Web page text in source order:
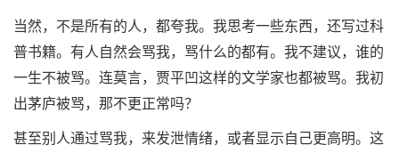
当然，不是所有的人，都夸我。我思考一些东西，还写过科
普书籍。有人自然会骂我，骂什么的都有。我不建议，谁的
一生不被骂。连莫言，贾平凹这样的文学家也都被骂。我初
出茅庐被骂，那不更正常吗？
甚至别人通过骂我，来发泄情绪，或者显示自己更高明。这